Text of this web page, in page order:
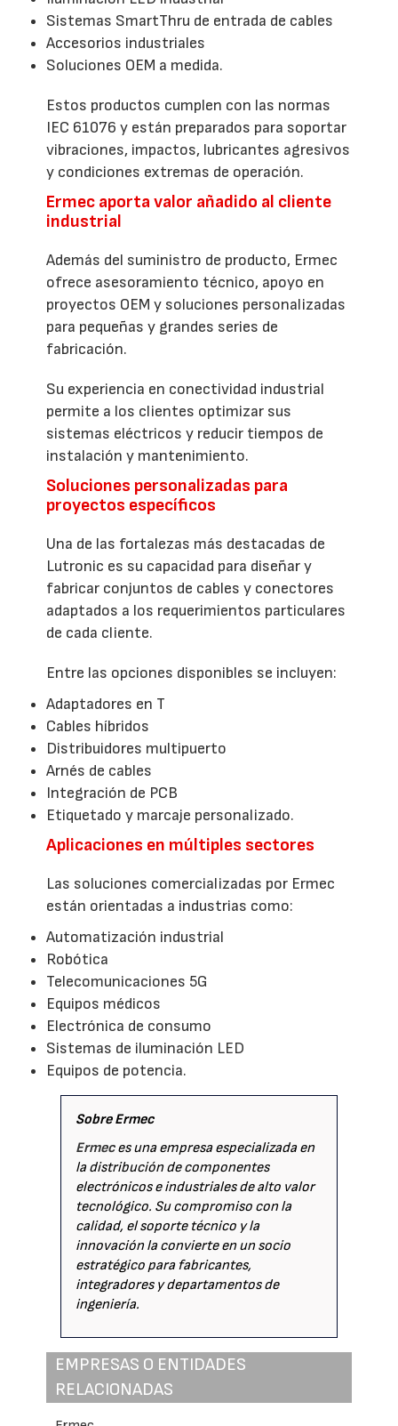
Sistemas SmartThru de entrada de cables
Accesorios industriales
Soluciones OEM a medida.
Estos productos cumplen con las normas
IEC 61076 y están preparados para soportar
vibraciones, impactos, lubricantes agresivos
y condiciones extremas de operación.
Ermec aporta valor añadido al cliente
industrial
Además del suministro de producto, Ermec
ofrece asesoramiento técnico, apoyo en
proyectos OEM y soluciones personalizadas
para pequeñas y grandes series de
fabricación.
Su experiencia en conectividad industrial
permite a los clientes optimizar sus
sistemas eléctricos y reducir tiempos de
instalación y mantenimiento.
Soluciones personalizadas para
proyectos específicos
Una de las fortalezas más destacadas de
Lutronic es su capacidad para diseñar y
fabricar conjuntos de cables y conectores
adaptados a los requerimientos particulares
de cada cliente.
Entre las opciones disponibles se incluyen:
Adaptadores en T
Cables híbridos
Distribuidores multipuerto
Arnés de cables
Integración de PCB
Etiquetado y marcaje personalizado.
Aplicaciones en múltiples sectores
Las soluciones comercializadas por Ermec
están orientadas a industrias como:
Automatización industrial
Robótica
Telecomunicaciones 5G
Equipos médicos
Electrónica de consumo
Sistemas de iluminación LED
Equipos de potencia.
Sobre Ermec
Ermeces una empresa especializada en
la distribución de componentes
electrónicos e industriales de alto valor
tecnológico. Su compromiso con la
calidad, el soporte técnico y la
innovación la convierte en un socio
estratégico para fabricantes,
integradores y departamentos de
ingeniería.
EMPRESAS O ENTIDADES
RELACIONADAS